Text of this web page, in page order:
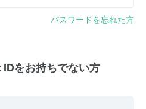
パスワードを忘れた方
をお持ちでない方